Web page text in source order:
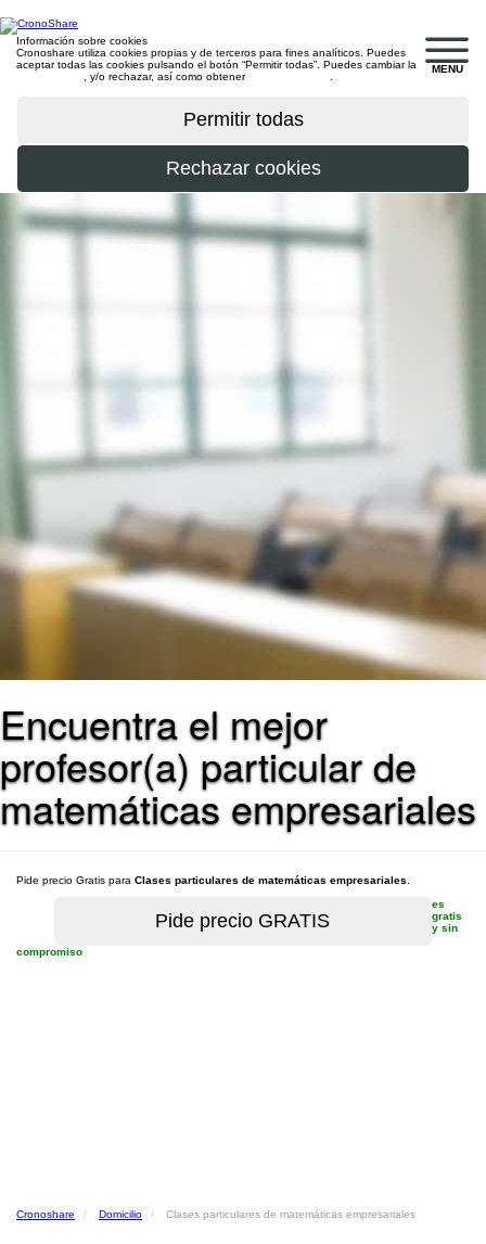
MENU
Información sobre cookies
Cronoshare utiliza cookies propias y de terceros para fines analíticos. Puedes
aceptar todas las cookies pulsando el botón “Permitir todas”. Puedes cambiar la
, y/o rechazar, así como obtener
Encuentra el mejor
profesor(a) particular de
matemáticas empresariales
Pide precio Gratis para Clases particulares de matemáticas empresariales
es
gratis
y sin
compromiso
Cronoshare Domicilio Clases particulares de matemáticas empresariales